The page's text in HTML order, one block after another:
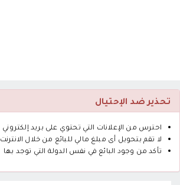
تحذير ضد الإحتيال
احترس من الإعلانات التي تحتوي على بريد إلكتروني
لا تقم بتحويل أى مبلغ مالي للبائع من خلال الانترنت
تأكد من وجود البائع في نفس الدولة التي توجد بها